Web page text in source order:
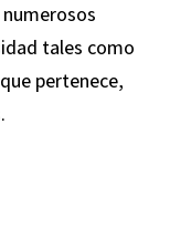
tales como
pertenece,